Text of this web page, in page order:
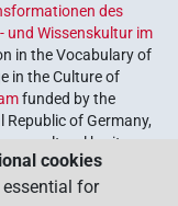
des
und Wissenskultur im
in the Vocabulary of
in the Culture of
funded by the
of Germany,
our cultural heritage.
German Academies
cookies
essential for